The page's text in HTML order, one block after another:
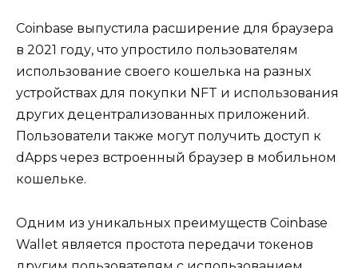
Coinbase выпустила расширение для браузера
в 2021 году, что упростило пользователям
использование своего кошелька на разных
устройствах для покупки NFT и использования
других децентрализованных приложений.
Пользователи также могут получить доступ к
dApps через встроенный браузер в мобильном
кошельке.
Одним из уникальных преимуществ Coinbase
Wallet является простота передачи токенов